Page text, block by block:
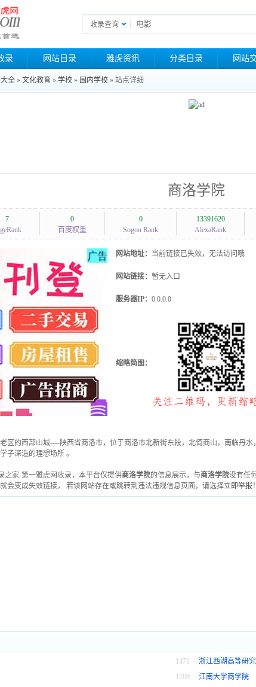
收录查询
录 网站目录 雅虎资讯 分类目录 网站
全 » 文化教育 » 学校 » 国内学校 » 站点详细
商洛学院
7
0
百度权重
0
Sogou Rank
13391620
AlexaRank
网站地址： 当前链接已失效，无法访问哦
网站链接： 暂无入口
服务器IP： 0.0.0.0
缩略简图：
区的西部山城----陕西省商洛市，位于商洛市北新街东段，北倚商山，南临丹
子深造的理想场所 。
之家-第一雅虎网收录，本平台仅提供商洛学院的信息展示，与商洛学院没有任
会变成失效链接， 若该网站存在或跳转到违法违规信息页面，请选择立即举报 ！
1471
浙江西湖高等研
1769
江南大学商学院